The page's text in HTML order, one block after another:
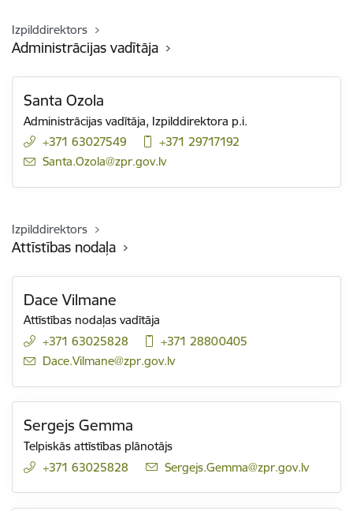
Izpilddirektors
Administrācijas vadītāja
Santa Ozola
Administrācijas vadītāja, Izpilddirektora p.i.
+371 63027549
+371 29717192
E-pasts:
Santa.Ozola@zpr.gov.lv
Izpilddirektors
Attīstības nodaļa
Dace Vilmane
Attīstības nodaļas vadītāja
+371 63025828
+371 28800405
E-pasts:
Dace.Vilmane@zpr.gov.lv
Sergejs Gemma
Telpiskās attīstības plānotājs
+371 63025828
E-pasts:
Sergejs.Gemma@zpr.gov.lv